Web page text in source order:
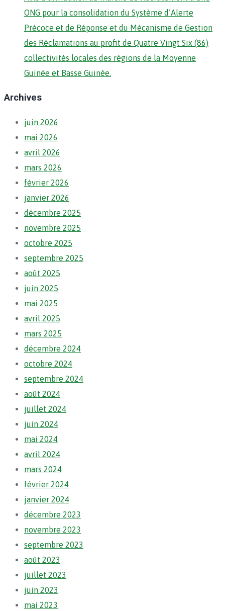
ONG pour la consolidation du Système d’Alerte
Précoce et de Réponse et du Mécanisme de Gestion
des Réclamations au profit de Quatre Vingt Six (86)
collectivités locales des régions de la Moyenne
Guinée et Basse Guinée.
Archives
juin 2026
mai 2026
avril 2026
mars 2026
février 2026
janvier 2026
décembre 2025
novembre 2025
octobre 2025
septembre 2025
août 2025
juin 2025
mai 2025
avril 2025
mars 2025
décembre 2024
octobre 2024
septembre 2024
août 2024
juillet 2024
juin 2024
mai 2024
avril 2024
mars 2024
février 2024
janvier 2024
décembre 2023
novembre 2023
septembre 2023
août 2023
juillet 2023
juin 2023
mai 2023